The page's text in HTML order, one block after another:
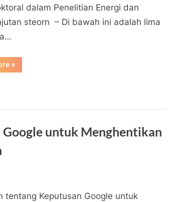
dalam Penelitian Energi dan
steorn – Di bawah ini adalah lima
“5
Beasiswa
»
untuk Menghentikan
tentang Keputusan Google untuk